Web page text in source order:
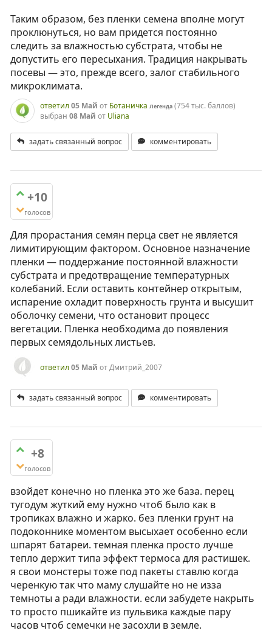
Таким образом, без пленки семена вполне могут
проклюнуться, но вам придется постоянно
следить за влажностью субстрата, чтобы не
допустить его пересыхания. Традиция накрывать
посевы — это, прежде всего, залог стабильного
микроклимата.
ответил 05 Май от Ботаничка Легенда (754 тыс.баллов)
выбран 08 Май от Uliana
задать связанный вопрос комментировать
+10
голосов
Для прорастания семян перца свет не является
лимитирующим фактором. Основное назначение
пленки — поддержание постоянной влажности
субстрата и предотвращение температурных
колебаний. Если оставить контейнер открытым,
испарение охладит поверхность грунта и высушит
оболочку семени, что остановит процесс
вегетации. Пленка необходима до появления
первых семядольных листьев.
ответил 05 Май отДмитрий_2007
задать связанный вопрос комментировать
+8
голосов
взойдет конечно но пленка это же база. перец
тугодум жуткий ему нужно чтоб было как в
тропиках влажно и жарко. без пленки грунт на
подоконнике моментом высыхает особенно если
шпарят батареи. темная пленка просто лучше
тепло держит типа эффект термоса для растишек.
я свои монстеры тоже под пакеты ставлю когда
черенкую так что маму слушайте но не изза
темноты а ради влажности. если забудете накрыть
то просто пшикайте из пульвика каждые пару
часов чтоб семечки не засохли в земле.